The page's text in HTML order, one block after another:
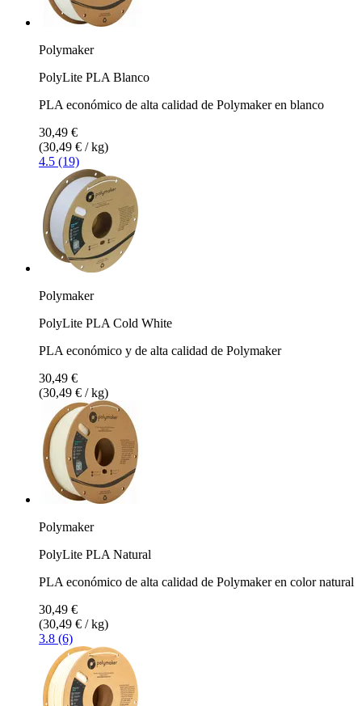
Polymaker
PolyLite PLA Blanco
PLA económico de alta calidad de Polymaker en blanco
30,49 €
(30,49 € / kg)
4.5 (19)
Polymaker
PolyLite PLA Cold White
PLA económico y de alta calidad de Polymaker
30,49 €
(30,49 € / kg)
Polymaker
PolyLite PLA Natural
PLA económico de alta calidad de Polymaker en color natural
30,49 €
(30,49 € / kg)
3.8 (6)